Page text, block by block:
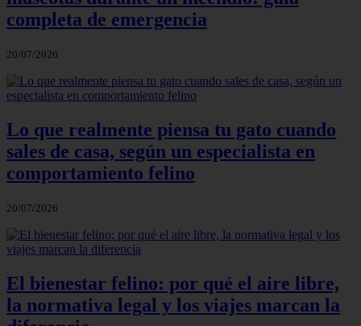
completa de emergencia
20/07/2026
Lo que realmente piensa tu gato cuando
sales de casa, según un especialista en
comportamiento felino
20/07/2026
El bienestar felino: por qué el aire libre,
la normativa legal y los viajes marcan la